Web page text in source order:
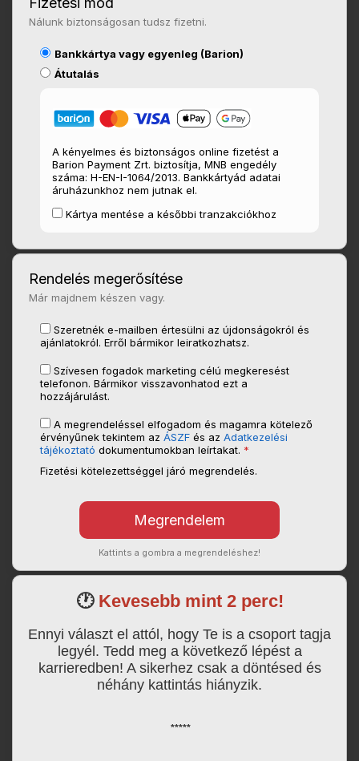
Nálunk biztonságosan tudsz fizetni.
Bankkártya vagy egyenleg (Barion)
Átutalás
A kényelmes és biztonságos online fizetést a
Barion Payment Zrt. biztosítja, MNB engedély
száma: H-EN-I-1064/2013. Bankkártyád adatai
áruházunkhoz nem jutnak el.
Kártya mentése a későbbi tranzakciókhoz
Rendelés megerősítése
Már majdnem készen vagy.
Szeretnék e-mailben értesülni az újdonságokról és
ajánlatokról. Erről bármikor leiratkozhatsz.
Szívesen fogadok marketing célú megkeresést
telefonon. Bármikor visszavonhatod ezt a
hozzájárulást.
A megrendeléssel elfogadom és magamra kötelező
érvényűnek tekintem azÁSZF és azAdatkezelési
tájékoztató dokumentumokban leírtakat. *
Fizetési kötelezettséggel járó megrendelés.
Kattints a gombra a megrendeléshez!
🕐 Kevesebb mint 2 perc!
Ennyi választ el attól, hogy Te is a csoport tagja
legyél. Tedd meg a következő lépést a
karrieredben! A sikerhez csak a döntésed és
néhány kattintás hiányzik.
*****